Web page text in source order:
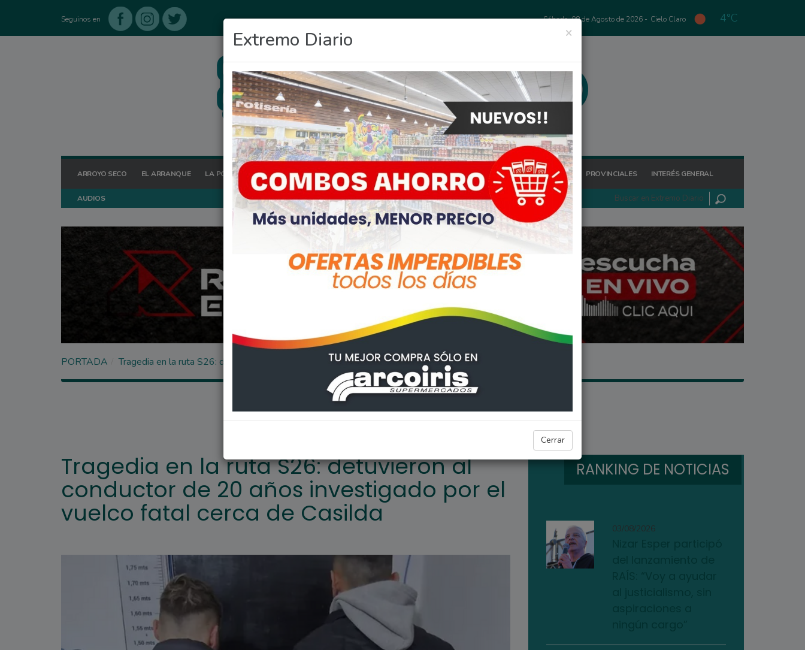
Seguinos en Sábado, 08 de Agosto de 2026 - Cielo Claro 4°C
ARROYO SECO EL ARRANQUE LA POSTA HOY OCIO DEPORTES FIGHIERA GENERAL LAGOS POLICIALES REGIONALES PROVINCIALES INTERÉS GENERAL
AUDIOS
×
Extremo Diario
Cerrar
PORTADA Tragedia en la ruta S26: detuvieron al conductor de 20 años investigado por el vuelco fatal cerca de Casilda
POLICIALES
Tragedia en la ruta S26: detuvieron al
conductor de 20 años investigado por el
vuelco fatal cerca de Casilda
RANKING DE NOTICIAS
03/08/2026